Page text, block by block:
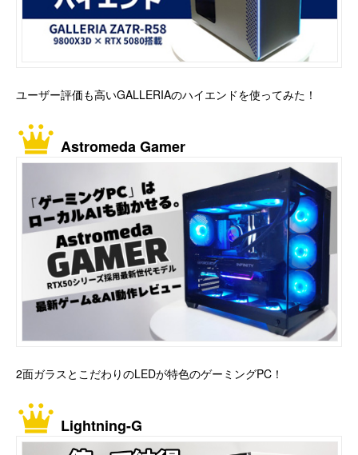
ユーザー評価も高いGALLERIAのハイエンドを使ってみた！
Astromeda Gamer
2面ガラスとこだわりのLEDが特色のゲーミングPC！
Lightning-G